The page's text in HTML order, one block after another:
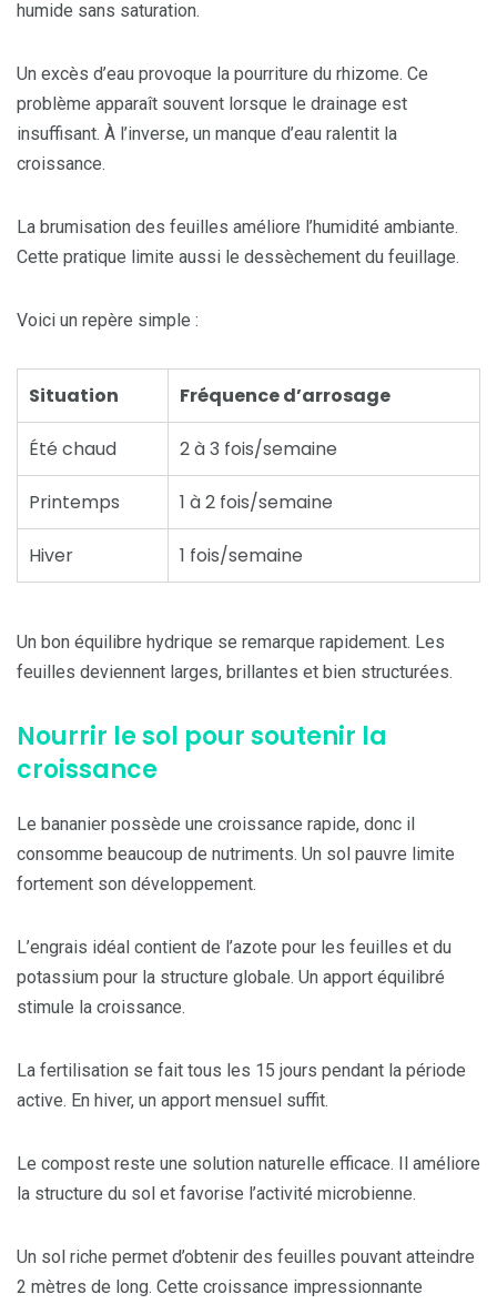
humide sans saturation.
Un excès d’eau provoque la pourriture du rhizome. Ce
problème apparaît souvent lorsque le drainage est
insuffisant. À l’inverse, un manque d’eau ralentit la
croissance.
La brumisation des feuilles améliore l’humidité ambiante.
Cette pratique limite aussi le dessèchement du feuillage.
Voici un repère simple :
Situation Fréquence d’arrosage
Été chaud 2 à 3 fois/semaine
Printemps 1 à 2 fois/semaine
Hiver 1 fois/semaine
Un bon équilibre hydrique se remarque rapidement. Les
feuilles deviennent larges, brillantes et bien structurées.
Nourrir le sol pour soutenir la
croissance
Le bananier possède une croissance rapide, donc il
consomme beaucoup de nutriments. Un sol pauvre limite
fortement son développement.
L’engrais idéal contient de l’azote pour les feuilles et du
potassium pour la structure globale. Un apport équilibré
stimule la croissance.
La fertilisation se fait tous les 15 jours pendant la période
active. En hiver, un apport mensuel suffit.
Le compost reste une solution naturelle efficace. Il améliore
la structure du sol et favorise l’activité microbienne.
Un sol riche permet d’obtenir des feuilles pouvant atteindre
2 mètres de long. Cette croissance impressionnante